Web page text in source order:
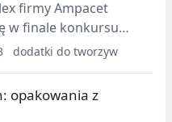
firmy Ampacet
w finale konkursu
Awards
(„Największa
dodatki do tworzyw
opakowania z